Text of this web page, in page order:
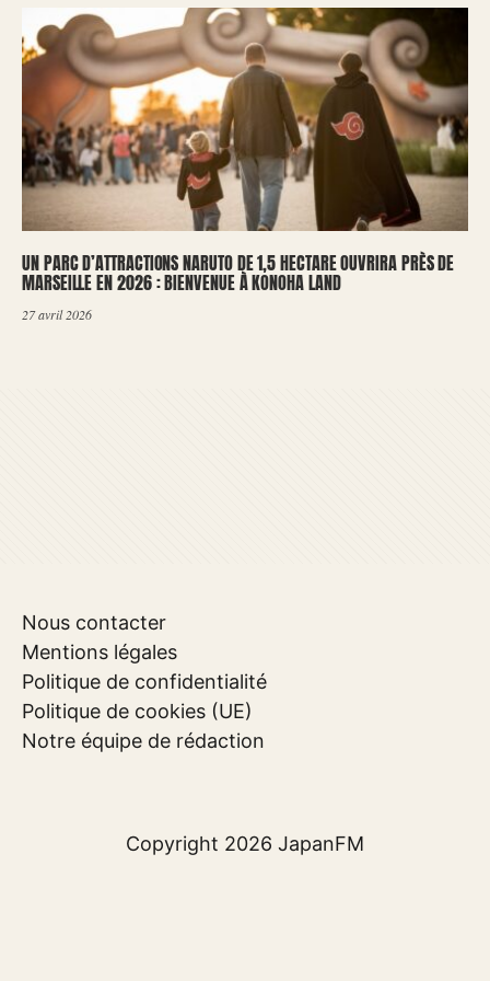
UN PARC D’ATTRACTIONS NARUTO DE 1,5 HECTARE OUVRIRA PRÈS DE
MARSEILLE EN 2026 : BIENVENUE À KONOHA LAND
27 avril 2026
Nous contacter
Mentions légales
Politique de confidentialité
Politique de cookies (UE)
Notre équipe de rédaction
Copyright 2026 JapanFM